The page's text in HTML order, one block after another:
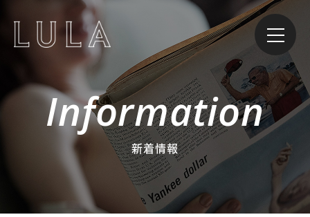
Information
新着情報